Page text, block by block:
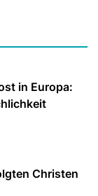
in Europa:
Christen